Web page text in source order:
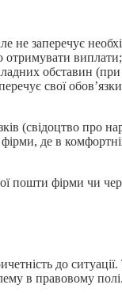
заперечує
отримувати виплати;
обставин (при
свої
(свідоцтво про
де в
пошти фірми чи
до
в правовому полі.